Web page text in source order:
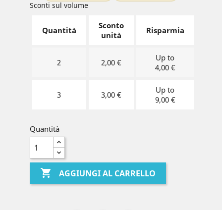
Sconti sul volume
Quantità
Sconto
unità
Risparmia
2 2,00 €
Up to
4,00 €
3 3,00 €
Up to
9,00 €
Quantità
 AGGIUNGI AL CARRELLO